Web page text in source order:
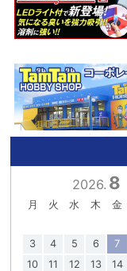
2026. 8
月 火 水 木 金
3
4 5 6 7
10
11 12 13 14